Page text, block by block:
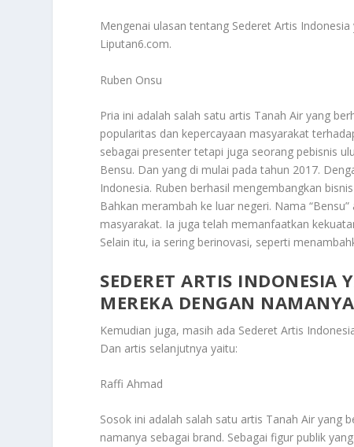
Mengenai ulasan tentang Sederet Artis Indonesia
Liputan6.com.
Ruben Onsu
Pria ini adalah salah satu artis Tanah Air yang
popularitas dan kepercayaan masyarakat
sebagai presenter tetapi juga seorang pebisnis
Bensu. Dan yang di mulai pada tahun 2017.
Indonesia. Ruben berhasil mengembangkan
Bahkan merambah ke luar negeri. Nama
masyarakat. Ia juga telah memanfaatkan
Selain itu, ia sering berinovasi, seperti
SEDERET ARTIS INDONESIA
MEREKA DENGAN
Kemudian juga, masih ada Sederet Artis
Dan artis selanjutnya yaitu:
Raffi Ahmad
Sosok ini adalah salah satu artis Tanah Air yang
namanya sebagai brand. Sebagai figur publik